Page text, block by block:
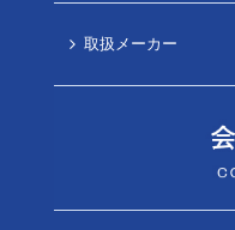
取扱メーカー